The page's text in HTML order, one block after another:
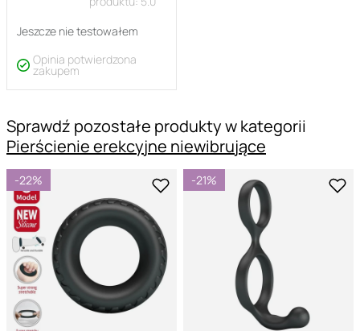
Jeszcze nie testowałem
Opinia potwierdzona
zakupem
Sprawdź pozostałe produkty w kategorii
Pierścienie erekcyjne niewibrujące
-22% -21%